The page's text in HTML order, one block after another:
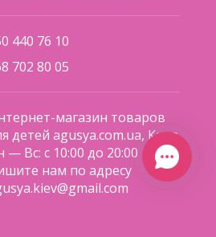
440 76 10
702 80 05
магазин товаров
детей agusya.com.ua, Киев
— Вс: с 10:00 до 20:00
нам по адресу